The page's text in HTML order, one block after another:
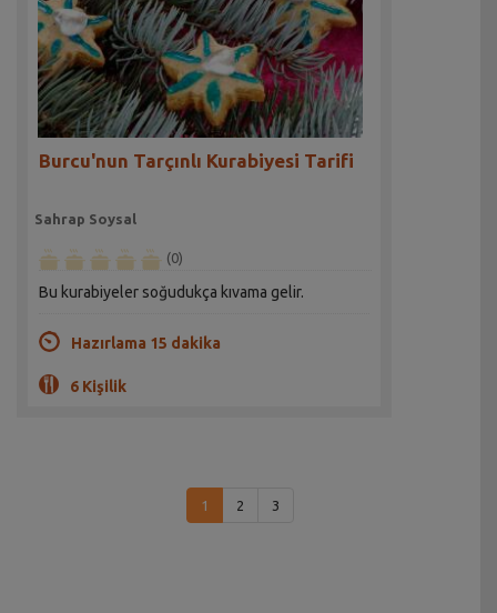
Burcu'nun Tarçınlı Kurabiyesi Tarifi
Sahrap Soysal
(0)
Bu kurabiyeler soğudukça kıvama gelir.
Hazırlama 15 dakika
6 Kişilik
1 2 3